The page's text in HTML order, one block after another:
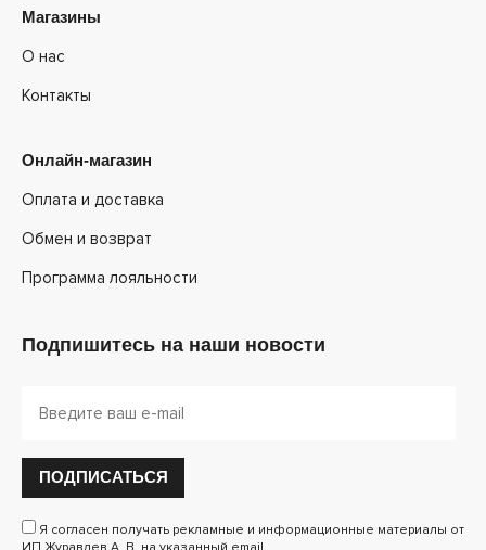
Магазины
О нас
Контакты
Онлайн-магазин
Оплата и доставка
Обмен и возврат
Программа лояльности
Подпишитесь на наши новости
ПОДПИСАТЬСЯ
Я согласен получать рекламные и информационные материалы от